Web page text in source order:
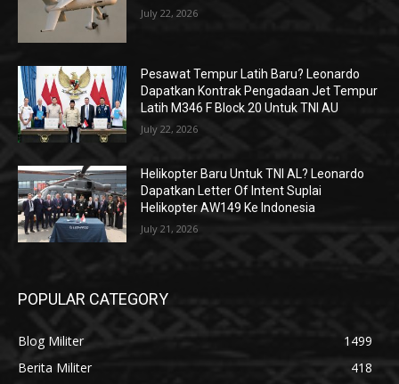
July 22, 2026
Pesawat Tempur Latih Baru? Leonardo
Dapatkan Kontrak Pengadaan Jet Tempur
Latih M346 F Block 20 Untuk TNI AU
July 22, 2026
Helikopter Baru Untuk TNI AL? Leonardo
Dapatkan Letter Of Intent Suplai
Helikopter AW149 Ke Indonesia
July 21, 2026
POPULAR CATEGORY
Blog Militer
1499
Berita Militer
418